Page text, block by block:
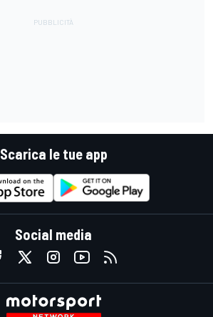
Scarica le tue app
Social media